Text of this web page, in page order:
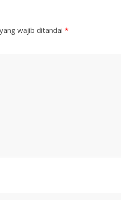
wajib ditandai *